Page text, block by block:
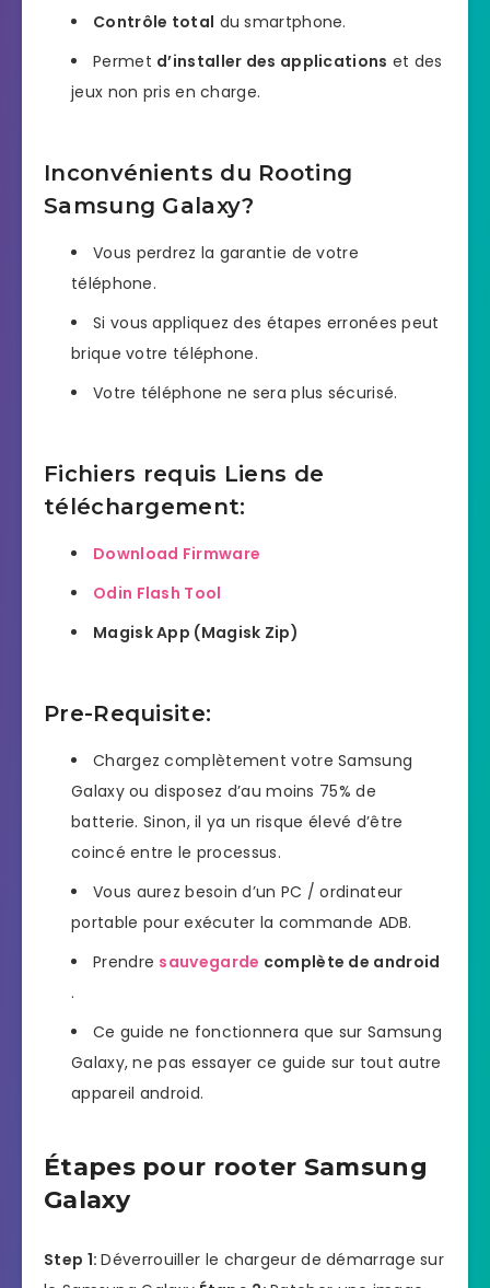
Contrôle total du smartphone.
Permet d’installer des applications et des
jeux non pris en charge.
Inconvénients du Rooting
Samsung Galaxy?
Vous perdrez la garantie de votre
téléphone.
Si vous appliquez des étapes erronées peut
brique votre téléphone.
Votre téléphone ne sera plus sécurisé.
Fichiers requis Liens de
téléchargement:
Download Firmware
Odin Flash Tool
Magisk App (Magisk Zip)
Pre-Requisite:
Chargez complètement votre Samsung
Galaxy ou disposez d’au moins 75% de
batterie. Sinon, il ya un risque élevé d’être
coincé entre le processus.
Vous aurez besoin d’un PC / ordinateur
portable pour exécuter la commande ADB.
Prendre sauvegarde complète de android
.
Ce guide ne fonctionnera que sur Samsung
Galaxy, ne pas essayer ce guide sur tout autre
appareil android.
Étapes pour rooter Samsung
Galaxy
Step 1:Déverrouiller le chargeur de démarrage sur